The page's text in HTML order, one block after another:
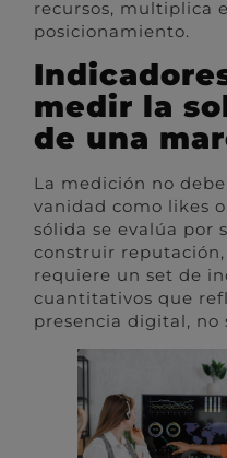
recursos, multiplica
posicionamiento.
medir la
de una
La medición no
vanidad como likes
sólida se evalúa por
construir
requiere un set de
cuantitativos que
presencia digital, no